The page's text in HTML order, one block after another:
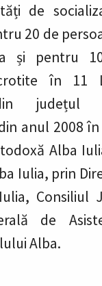
de
20 de
și pentru
în 11
județul
anul 2008
Alba
Iulia, prin
Consiliul
de
Alba.